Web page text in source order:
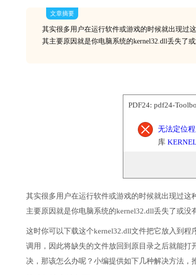
文章摘要
其实很多用户在运行软件或游戏的时候就出现过
其主要原因就是你电脑系统的kernel32.dll丢失了
PDF24: pdf24-
无法定位
库
其实很多用户在运行软件或游戏的时候就出现过
主要原因就是你电脑系统的kernel32.dll丢失了或没
这时你可以下载这个kernel32.dll文件把它放入到
调用，因此将缺失的文件放回到原目录之后就能
决，那该怎么办呢？小编提供如下几种解决方法，